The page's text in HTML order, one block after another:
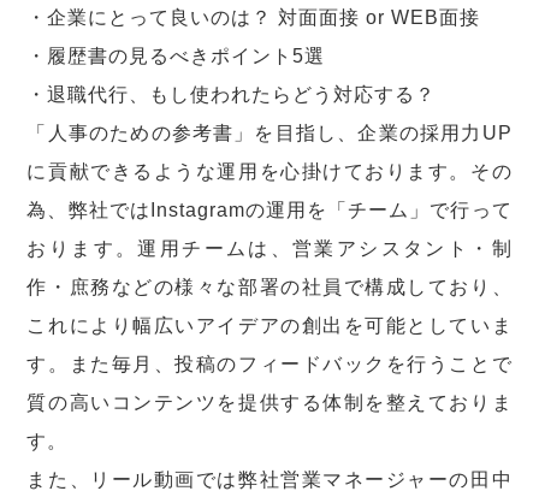
・企業にとって良いのは？ 対面面接 or WEB面接
・履歴書の見るべきポイント5選
・退職代行、もし使われたらどう対応する？
「人事のための参考書」を目指し、企業の採用力UP
に貢献できるような運用を心掛けております。その
為、弊社ではInstagramの運用を「チーム」で行って
おります。運用チームは、営業アシスタント・制
作・庶務などの様々な部署の社員で構成しており、
これにより幅広いアイデアの創出を可能としていま
す。また毎月、投稿のフィードバックを行うことで
質の高いコンテンツを提供する体制を整えておりま
す。
また、リール動画では弊社営業マネージャーの田中